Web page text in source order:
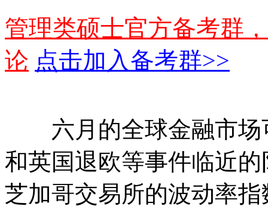
管理类硕士官方备考群
论 点击加入备考群>>
六月的全球金融市场
和英国退欧等事件临近
芝加哥交易所的波动率